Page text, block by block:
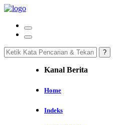
Kanal Berita
Home
Indeks